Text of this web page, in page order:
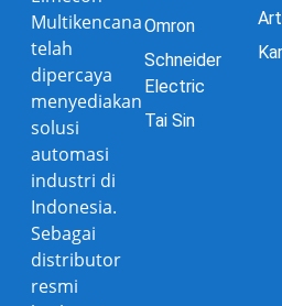
Multikencana
telah
dipercaya
menyediakan
solusi
automasi
industri di
Indonesia.
Sebagai
distributor
resmi
Omron
Schneider
Electric
Tai Sin